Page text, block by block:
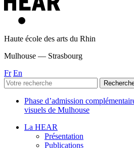
Haute école des arts du Rhin
Mulhouse — Strasbourg
Fr En
Phase d’admission
visuels de Mulhouse
La HEAR
Présentation
Publications